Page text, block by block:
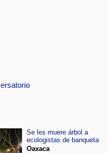
Se les muere árbol a
ecologistas de banqueta
Oaxaca